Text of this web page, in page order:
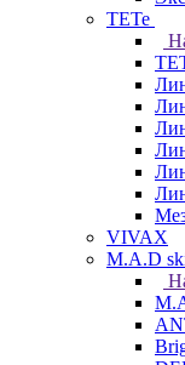
TETe
VIVAX
M.A.D